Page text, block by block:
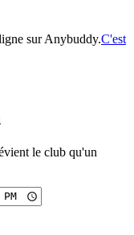
sur Anybuddy.C'est
le club qu'un